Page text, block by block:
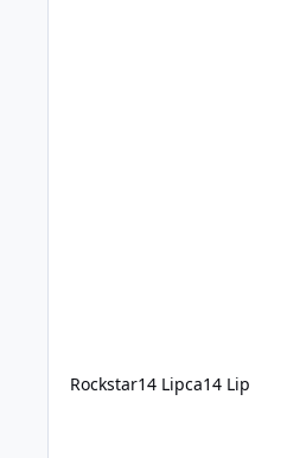
Rockstar14 Lipca14 Lip